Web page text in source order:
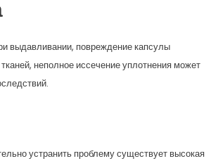
выдавливании, повреждение капсулы
неполное иссечение уплотнения может
устранить проблему существует высокая